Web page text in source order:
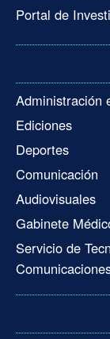
Portal de
Administración
Ediciones
Deportes
Comunicación
Audiovisuales
Gabinete
Servicio de